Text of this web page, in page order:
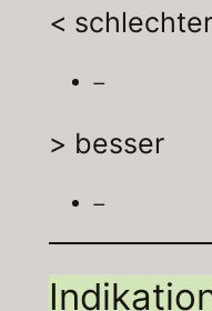
<
–
> besser
–